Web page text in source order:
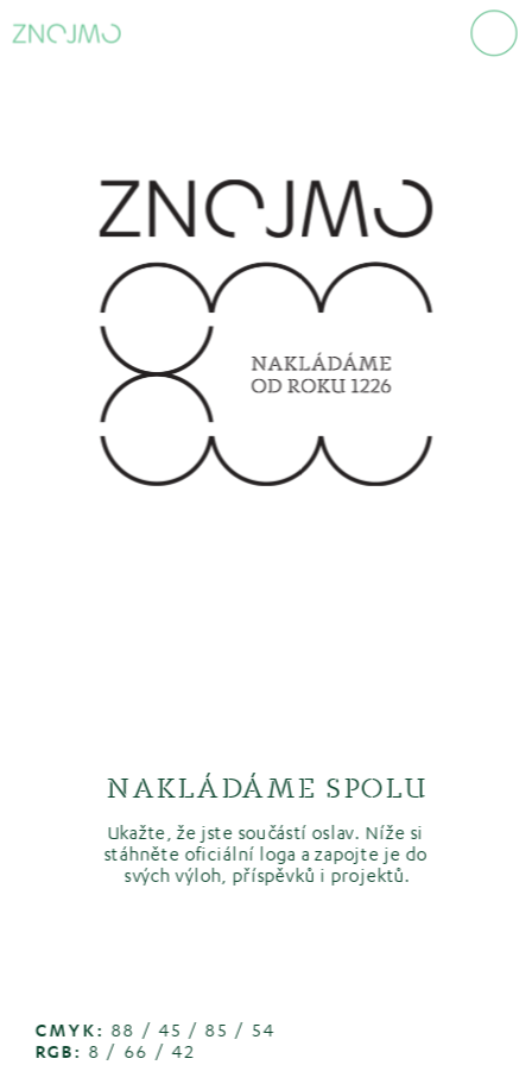
NAKLÁDÁME SPOLU
Ukažte, že jste součástí oslav. Níže si
stáhněte oficiální loga a zapojte je do
svých výloh, příspěvků i projektů.
CMYK: 88 / 45 / 85 / 54
RGB: 8 / 66 / 42